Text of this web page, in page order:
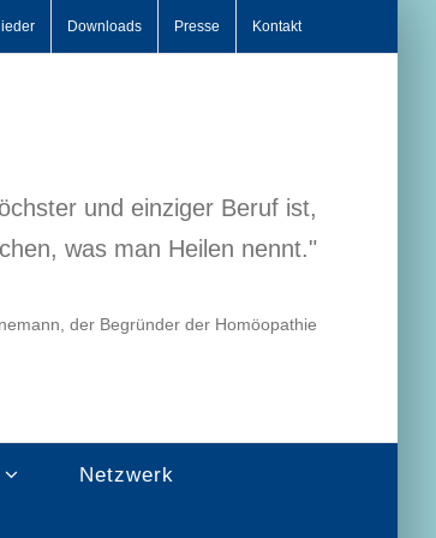
Downloads Presse Kontakt
und einziger Beruf ist,
was man Heilen nennt."
der Begründer der Homöopathie
Netzwerk